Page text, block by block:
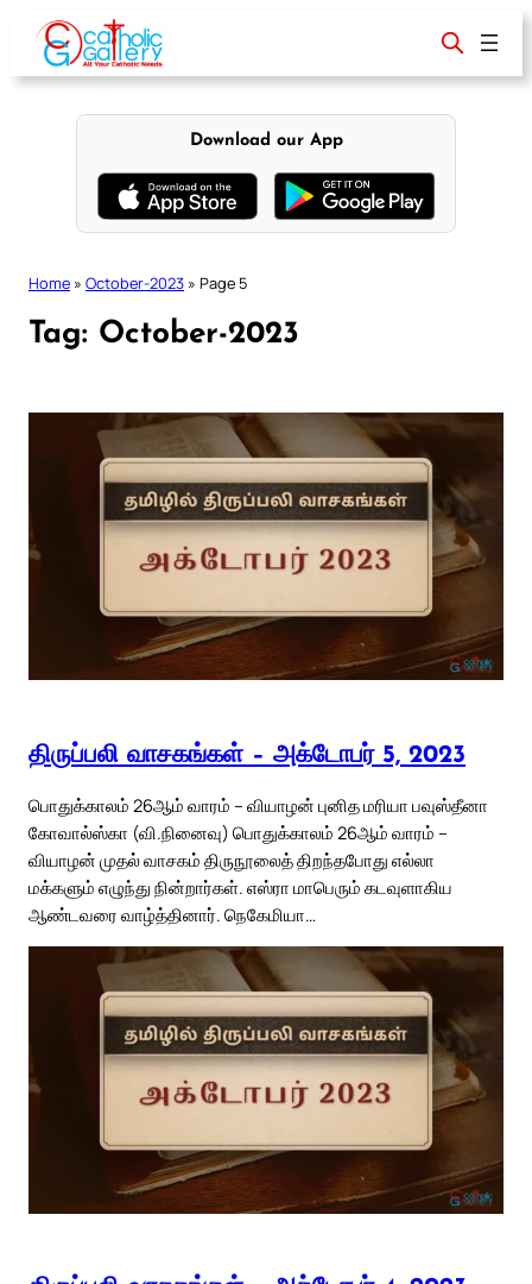
content
Download our App
Home » October-2023 » Page 5
Tag: October-2023
திருப்பலி வாசகங்கள் – அக்டோபர் 5, 2023
பொதுக்காலம் 26ஆம் வாரம் – வியாழன் புனித மரியா பவுஸ்தீனா
கோவால்ஸ்கா (வி.நினைவு) பொதுக்காலம் 26ஆம் வாரம் –
வியாழன் முதல் வாசகம் திருநூலைத் திறந்தபோது எல்லா
மக்களும் எழுந்து நின்றார்கள். எஸ்ரா மாபெரும் கடவுளாகிய
ஆண்டவரை வாழ்த்தினார். நெகேமியா…